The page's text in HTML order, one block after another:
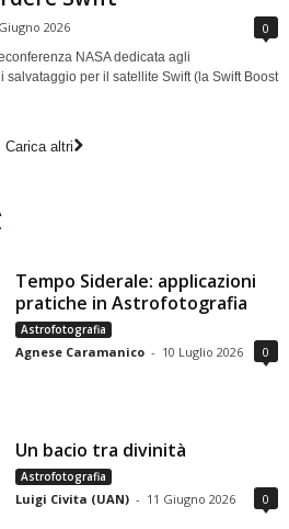
2026 0
NASA dedicata agli
per il satellite Swift (la Swift Boost
Carica altri
Tempo Siderale: applicazioni
pratiche in Astrofotografia
Astrofotografia
Agnese Caramanico - 10 Luglio 2026 0
Un bacio tra divinità
Astrofotografia
Luigi Civita (UAN) - 11 Giugno 2026 0